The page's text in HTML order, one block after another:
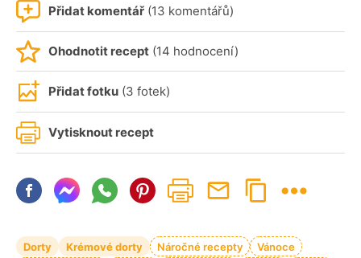
Přidat komentář (13 komentářů)
Ohodnotit recept (14 hodnocení)
Přidat fotku (3 fotek)
Vytisknout recept
Dorty Krémové dorty Náročné recepty
Vánoce